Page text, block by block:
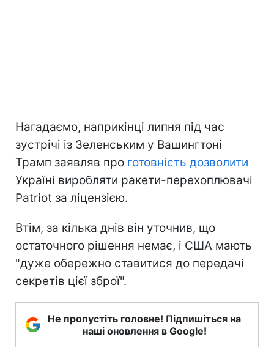
Нагадаємо, наприкінці липня під час
зустрічі із Зеленським у Вашингтоні
Трамп заявляв про готовність дозволити
Україні виробляти ракети-перехоплювачі
Patriot за ліцензією.
Втім, за кілька днів він уточнив, що
остаточного рішення немає, і США мають
"дуже обережно ставитися до передачі
секретів цієї зброї".
Не пропустіть головне! Підпишіться на
наші оновлення в Google!